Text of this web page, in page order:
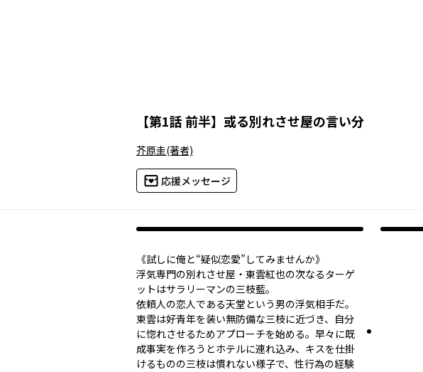
【第1話 前半】 或る別れさせ屋の言い分
芥原圭(著者)
応援メッセージ
《試しに俺と“疑似恋愛”してみませんか》
浮気専門の別れさせ屋・東雲紅也の次なるターゲ
ットはサラリーマンの三枝藍。
依頼人の恋人である天堂という男の浮気相手だ。
東雲は好青年を装い無防備な三枝に近づき、自分
に惚れさせるためアプローチを始める。早々に既
成事実を作ろうとホテルに連れ込み、キスを仕掛
けるものの三枝は慣れない様子で、性行為の経験